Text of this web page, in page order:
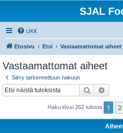
SJAL
UKK
Etusivu Etsi Vastaamattomat aiheet
Vastaamattomat aiheet
Siirry tarkennettuun hakuun
Etsi
Haku löysi 262 tulosta 1 2